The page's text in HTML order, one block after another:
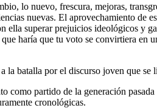
lo nuevo, frescura, mejoras,
nuevas. El aprovechamiento de
superar prejuicios ideológicos y
haría que tu voto se convirtiera en
la batalla por el discurso joven que se
como partido de la generación
cronológicas.